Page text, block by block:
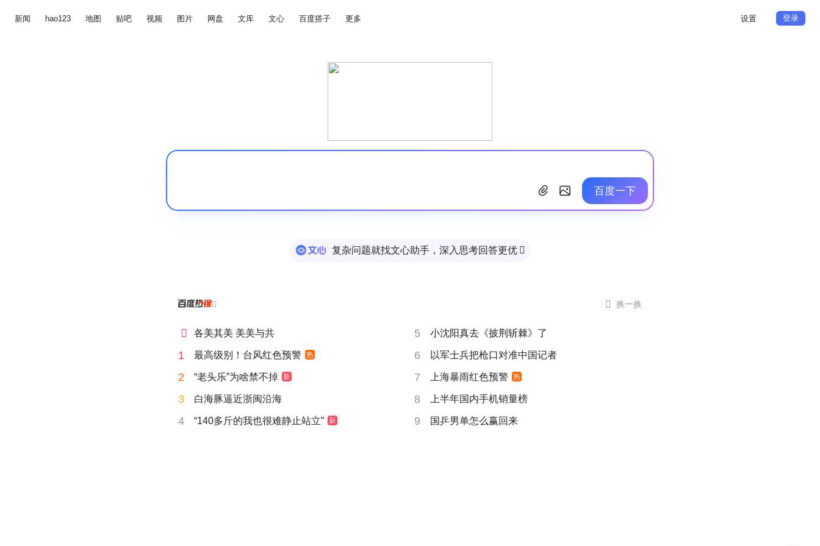
新闻 hao123 地图 贴吧 视频 图片 网盘 文库 文心 百度搭子 更多 设置 登录
百度一下
复杂问题就找文心助手，深入思考回答更优 
  换一换
 各美其美 美美与共 5 小沈阳真去《披荆斩棘》了
1 最高级别！台风红色预警 热 6 以军士兵把枪口对准中国记者
2 “老头乐”为啥禁不掉 新 7 上海暴雨红色预警 热
3 白海豚逼近浙闽沿海 8 上半年国内手机销量榜
4 “140多斤的我也很难静止站立” 新 9 国乒男单怎么赢回来